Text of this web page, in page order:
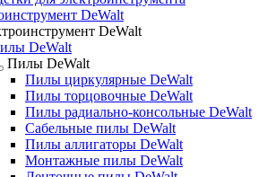
DeWalt
DeWalt
DeWalt
Пилы DeWalt
Пилы циркулярные DeWalt
Пилы торцовочные DeWalt
Пилы радиально-консольные DeWalt
Сабельные пилы DeWalt
Пилы аллигаторы DeWalt
Монтажные пилы DeWalt